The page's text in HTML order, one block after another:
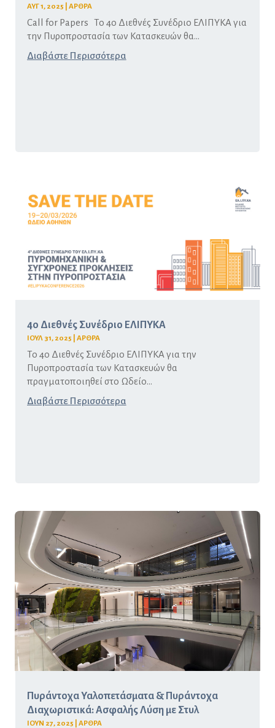
ΑΥΓ 1, 2025 ΑΡΘΡΑ
Call for Papers Το 4ο Διεθνές Συνέδριο ΕΛΙΠΥΚΑ για
την Πυροπροστασία των Κατασκευών θα...
Διαβάστε Περισσότερα
4ο Διεθνές Συνέδριο ΕΛΙΠΥΚΑ
ΙΟΥΛ 31, 2025 ΑΡΘΡΑ
Το 4ο Διεθνές Συνέδριο ΕΛΙΠΥΚΑ για την
Πυροπροστασία των Κατασκευών θα
πραγματοποιηθεί στο Ωδείο...
Διαβάστε Περισσότερα
Πυράντοχα Υαλοπετάσματα & Πυράντοχα
Διαχωριστικά: Ασφαλής Λύση με Στυλ
ΙΟΥΝ 27, 2025 ΑΡΘΡΑ